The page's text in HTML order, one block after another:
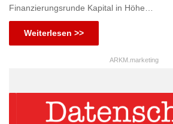
Finanzierungsrunde Kapital in Höhe…
Weiterlesen >>
ARKM.marketing